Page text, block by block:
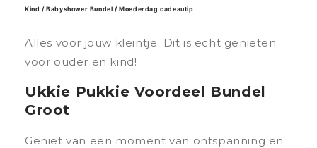
Kind / Babyshower Bundel / Moederdag cadeautip
Alles voor jouw kleintje. Dit is echt genieten
voor ouder en kind!
Ukkie Pukkie Voordeel Bundel
Groot
Geniet van een moment van ontspanning en